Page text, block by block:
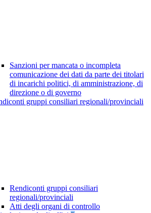
Sanzioni per mancata o incompleta
comunicazione dei dati da parte dei titolari
di incarichi politici, di amministrazione, di
direzione o di governo
gruppi consiliari regionali/provinciali
Rendiconti gruppi consiliari
regionali/provinciali
Atti degli organi di controllo